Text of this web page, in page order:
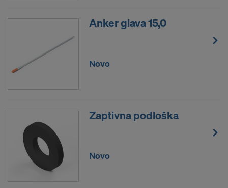
Anker glava 15,0
Novo
Zaptivna podloška
Novo